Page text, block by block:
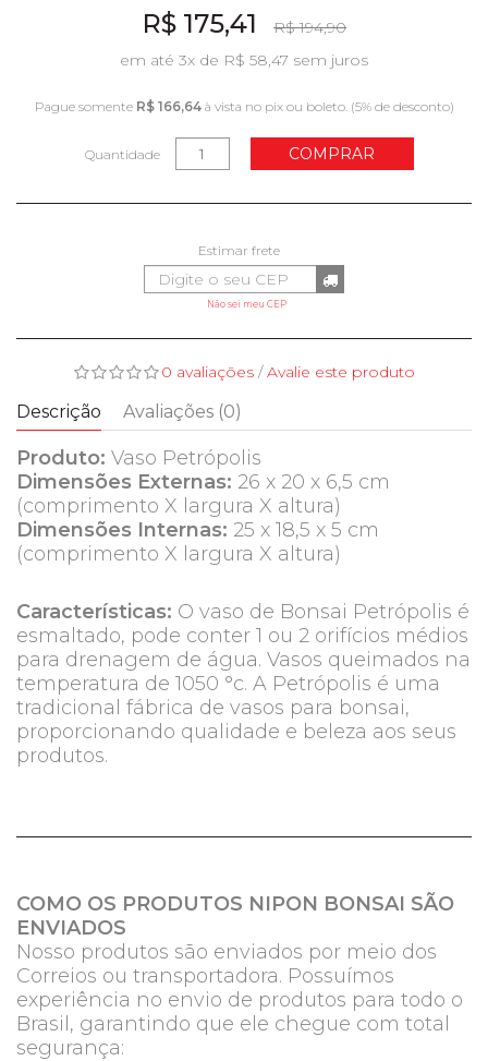
R$ 194,90
R$ 175,41
em até 3x de R$ 58,47 sem juros
Pague somente R$ 166,64à vista no pix ou boleto. (5% de desconto)
Quantidade COMPRAR
Não sei meu CEP
0 avaliações/Avalie este produto
Descrição Avaliações (0)
Produto: Vaso Petrópolis
Dimensões Externas: 26 x 20 x 6,5 cm
(comprimento X largura X altura)
Dimensões Internas: 25 x 18,5 x 5 cm
(comprimento X largura X altura)
Características: O vaso de Bonsai Petrópolis é
esmaltado, pode conter 1 ou 2 orifícios médios
para drenagem de água. Vasos queimados na
temperatura de 1050 °c. A Petrópolis é uma
tradicional fábrica de vasos para bonsai,
proporcionando qualidade e beleza aos seus
produtos.
COMO OS PRODUTOS NIPON BONSAI SÃO
ENVIADOS
Nosso produtos são enviados por meio dos
Correios ou transportadora. Possuímos
experiência no envio de produtos para todo o
Brasil, garantindo que ele chegue com total
segurança: